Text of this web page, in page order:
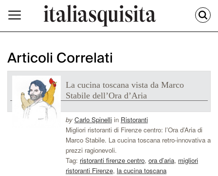
Articoli Correlati
La cucina toscana vista da Marco
Stabile dell’Ora d’Aria
by Carlo Spinelli in Ristoranti
Migliori ristoranti di Firenze centro: l’Ora d’Aria di
Marco Stabile. La cucina toscana retro-innovativa a
prezzi ragionevoli.
Tag: ristoranti firenze centro, ora d’aria, migliori
ristoranti Firenze, la cucina toscana